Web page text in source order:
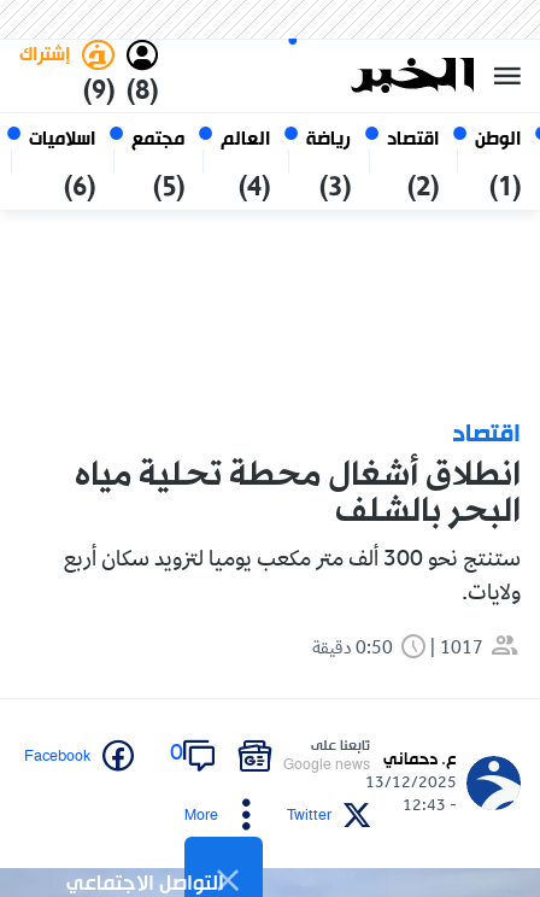
الوطن
(1)
اقتصاد
(2)
رياضة
(3)
العالم
(4)
مجتمع
(5)
اسلاميات
(6)
(8)
إشتراك
(9)
06 أغسطس 2026
الجزائر
اقتصاد
انطلاق أشغال محطة تحلية مياه
البحر بالشلف
ستنتج نحو 300 ألف متر مكعب يوميا لتزويد سكان أربع
ولايات.
1017
ع. دحماني
13/12/2025
- 12:43
تابعنا على
Google news
0
Facebook
Twitter
More
التواصل الاجتماعي